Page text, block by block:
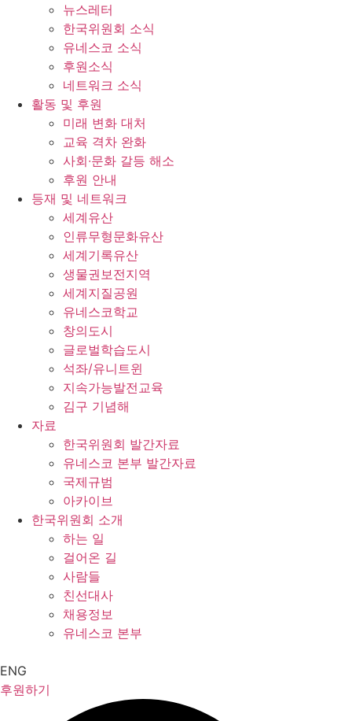
뉴스레터
한국위원회 소식
유네스코 소식
후원소식
네트워크 소식
활동 및 후원
미래 변화 대처
교육 격차 완화
사회∙문화 갈등 해소
후원 안내
등재 및 네트워크
세계유산
인류무형문화유산
세계기록유산
생물권보전지역
세계지질공원
유네스코학교
창의도시
글로벌학습도시
석좌/유니트윈
지속가능발전교육
김구 기념해
자료
한국위원회 발간자료
유네스코 본부 발간자료
국제규범
아카이브
한국위원회 소개
하는 일
걸어온 길
사람들
친선대사
채용정보
유네스코 본부
ENG
후원하기